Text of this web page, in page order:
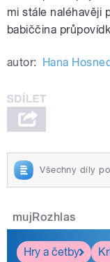
mi stále naléhavěji
babiččina
autor: Hana
Všechny díly
mujRozhlas
Hry a četby